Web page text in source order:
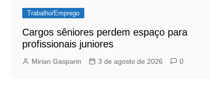
Trabalho/Emprego
Cargos sêniores perdem espaço para
profissionais juniores
Mirian Gasparin 3 de agosto de 2026 0